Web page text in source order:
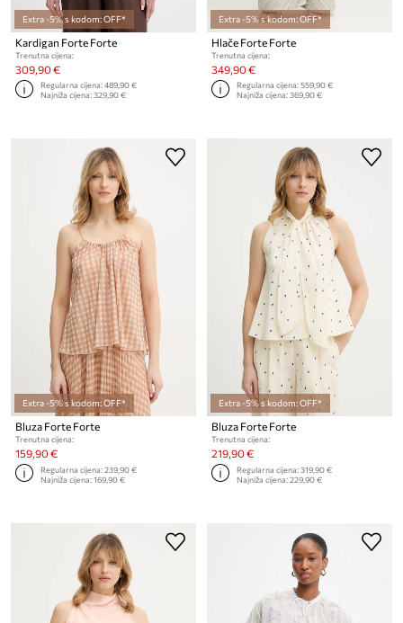
Extra -5% s kodom: OFF*
Kardigan Forte Forte
Trenutna cijena:
309,90 €
Regularna cijena:489,90 €
Najniža cijena:329,90 €
Extra -5% s kodom: OFF*
Hlače Forte Forte
Trenutna cijena:
349,90 €
Regularna cijena:559,90 €
Najniža cijena:369,90 €
Extra -5% s kodom: OFF*
Bluza Forte Forte
Trenutna cijena:
159,90 €
Regularna cijena:239,90 €
Najniža cijena:169,90 €
Extra -5% s kodom: OFF*
Bluza Forte Forte
Trenutna cijena:
219,90 €
Regularna cijena:319,90 €
Najniža cijena:229,90 €